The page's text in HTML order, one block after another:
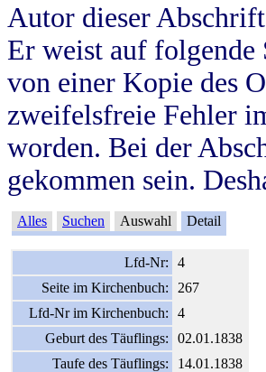
Autor dieser
Er weist auf
von einer Kopie des
zweifelsfreie Fehler
worden. Bei der
gekommen sein.
Alles Suchen Auswahl Detail
Lfd-Nr:
4
Seite im Kirchenbuch:
267
Lfd-Nr im Kirchenbuch:
4
Geburt des Täuflings:
02.01.1838
Taufe des Täuflings:
14.01.1838